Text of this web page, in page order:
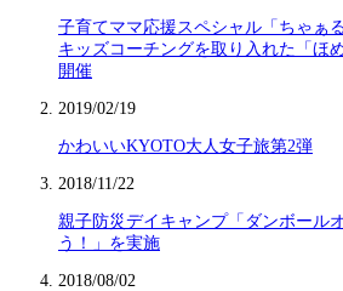
子育てママ応援スペシャル「ちゃぁ
キッズコーチングを取り入れた「ほ
開催
2019/02/19
かわいいKYOTO大人女子旅第2弾
2018/11/22
親子防災デイキャンプ「ダンボール
う！」を実施
2018/08/02